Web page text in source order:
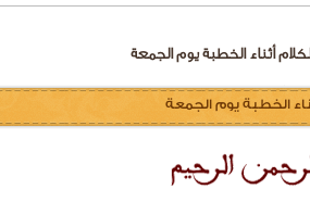
أثناء الخطبة يوم الجمعة
الخطبة يوم الجمعة